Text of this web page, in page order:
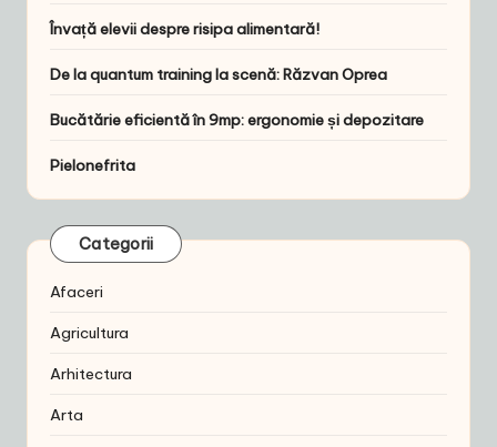
Învață elevii despre risipa alimentară!
De la quantum training la scenă: Răzvan Oprea
Bucătărie eficientă în 9mp: ergonomie și depozitare
Pielonefrita
Categorii
Afaceri
Agricultura
Arhitectura
Arta